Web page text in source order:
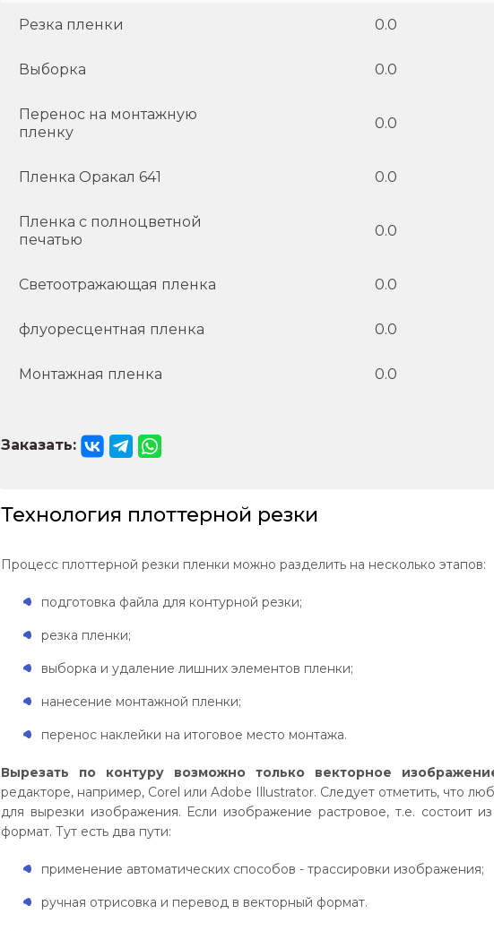
Резка пленки 0.0
Выборка 0.0
Перенос на монтажную
пленку
0.0
Пленка Оракал 641 0.0
Пленка с полноцветной
печатью
0.0
Светоотражающая пленка 0.0
флуоресцентная пленка 0.0
Монтажная пленка 0.0
Заказать:
Технология плоттерной резки
Процесс плоттерной резки пленки можно разделить на несколько этапов:
подготовка файла для контурной резки;
резка пленки;
выборка и удаление лишних элементов пленки;
нанесение монтажной пленки;
перенос наклейки на итоговое место монтажа.
Вырезать по контуру возможно только векторное
редакторе, например, Corel или Adobe Illustrator. Следует отметить, что
для вырезки изображения. Если изображение растровое, т.е. состоит
формат. Тут есть два пути:
применение автоматических способов - трассировки изображения;
ручная отрисовка и перевод в векторный формат.